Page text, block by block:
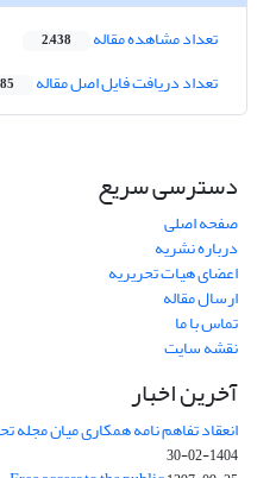
تعداد مشاهده مقاله 2,438
تعداد دریافت فایل اصل مقاله
دسترسی سریع
صفحه اصلی
درباره نشریه
اعضای هیات تحریریه
ارسال مقاله
تماس با ما
نقشه سایت
آخرین اخبار
انعقاد تفاهم نامه همکاری میان مجله
1404-02-30